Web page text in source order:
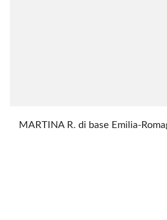
MARTINA R. di base Emilia-